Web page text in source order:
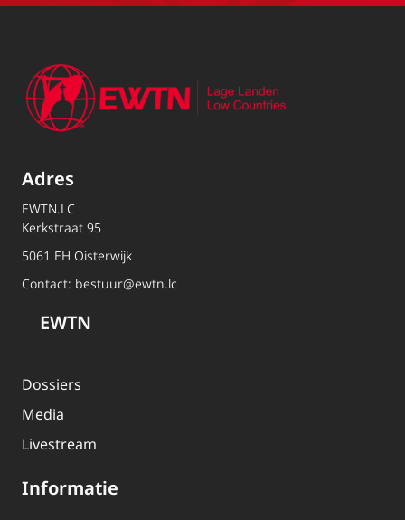
Adres
EWTN.LC
Kerkstraat 95
5061 EH Oisterwijk
Contact: bestuur@ewtn.lc
EWTN
Dossiers
Media
Livestream
Informatie